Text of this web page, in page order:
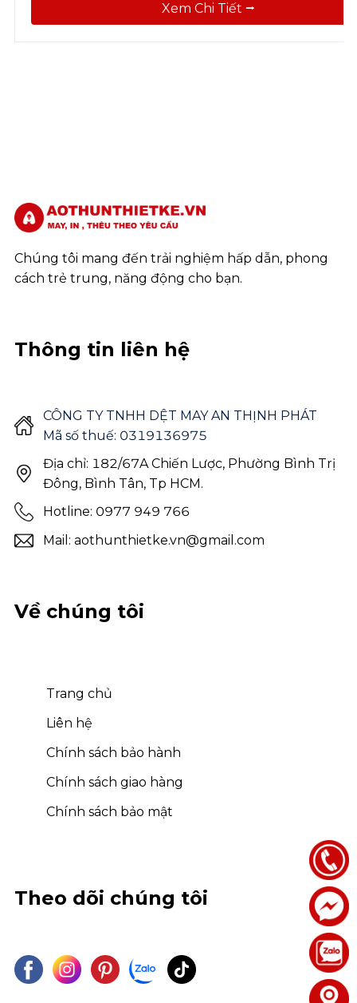
Xem Chi Tiết ⭢
Theo dõi chúng tôi
Chúng tôi mang đến trải nghiệm hấp dẫn, phong
cách trẻ trung, năng động cho bạn.
Về chúng tôi
Trang chủ
Liên hệ
Chính sách bảo hành
Chính sách giao hàng
Chính sách bảo mật
Thông tin liên hệ
Hotline: 0977 949 766
Mail: aothunthietke.vn@gmail.com
Địa chỉ: 182/67A Chiến Lược, Phường Bình Trị
Đông, Bình Tân, Tp HCM.
CÔNG TY TNHH DỆT MAY AN THỊNH PHÁT
Mã số thuế: 0319136975